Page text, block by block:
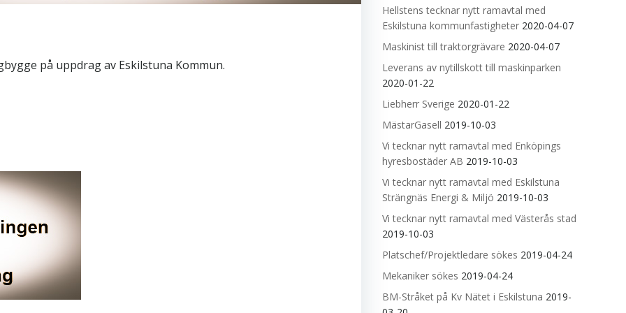
på uppdrag av Eskilstuna Kommun.
Hellstens tecknar nytt ramavtal med
Eskilstuna kommunfastigheter 2020-04-07
Maskinist till traktorgrävare 2020-04-07
Leverans av nytillskott till maskinparken
2020-01-22
Liebherr Sverige 2020-01-22
MästarGasell 2019-10-03
Vi tecknar nytt ramavtal med Enköpings
hyresbostäder AB 2019-10-03
Vi tecknar nytt ramavtal med Eskilstuna
Strängnäs Energi & Miljö 2019-10-03
Vi tecknar nytt ramavtal med Västerås stad
2019-10-03
Platschef/Projektledare sökes 2019-04-24
Mekaniker sökes 2019-04-24
BM-Stråket på Kv Nätet i Eskilstuna 2019-